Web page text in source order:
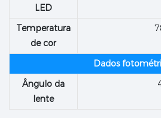
LED
Temperatura
de cor
Dados
Ângulo da
lente